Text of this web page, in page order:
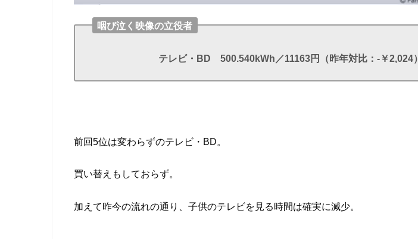
咽び泣く映像の立役者
テレビ・BD 500.540kWh／11163円（昨年対比：-￥2,024）
前回5位は変わらずのテレビ・BD。
買い替えもしておらず。
加えて昨今の流れの通り、子供のテレビを見る時間は確実に減少。